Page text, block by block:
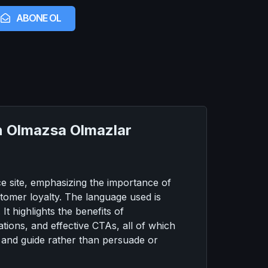
ABONE OL
Olmazlar
site, emphasizing the importance of
loyalty. The language used is
highlights the benefits of
and effective CTAs, all of which
guide rather than persuade or